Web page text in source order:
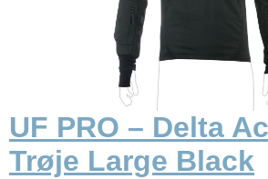
UF PRO – Delta
Trøje Large Black